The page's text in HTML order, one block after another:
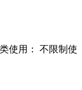
使用：
不限制使